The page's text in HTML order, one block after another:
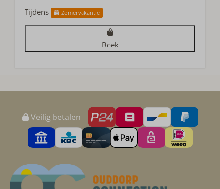
Tijdens
Zomervakantie
Boek
Veilig betalen